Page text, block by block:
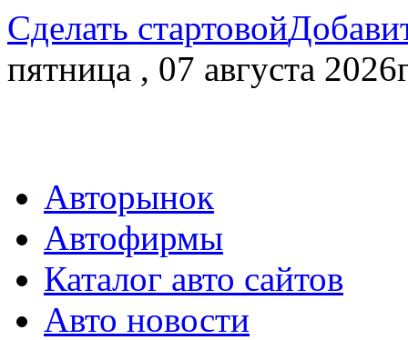
Сделать стартовой
пятница , 07 августа
Авторынок
Автофирмы
Каталог авто сайтов
Авто новости